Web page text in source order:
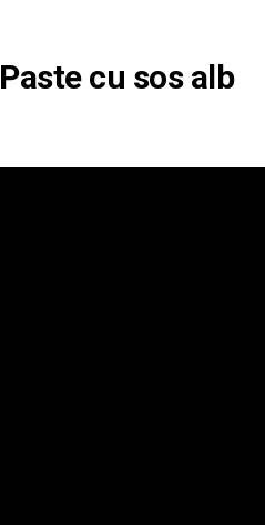
Paste cu sos alb